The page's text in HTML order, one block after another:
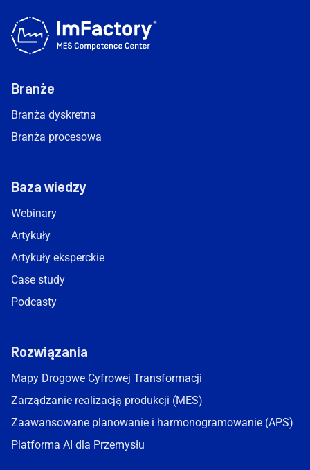
Branże
Branża dyskretna
Branża procesowa
Baza wiedzy
Webinary
Artykuły
Artykuły eksperckie
Case study
Podcasty
Rozwiązania
Mapy Drogowe Cyfrowej Transformacji
Zarządzanie realizacją produkcji (MES)
Zaawansowane planowanie i harmonogramowanie (APS)
Platforma AI dla Przemysłu